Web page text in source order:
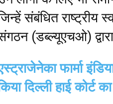
संबंधित राष्ट्रीय
(डब्ल्यूएचओ)
फार्मा
दिल्ली हाई कोर्ट